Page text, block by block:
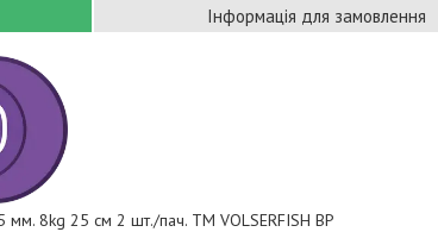
Інформація для замовлення
8kg 25 см 2 шт./пач. ТМ VOLSERFISH BP